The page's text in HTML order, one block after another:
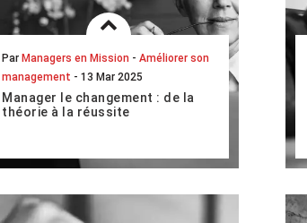
Par Managers en Mission -Améliorer son
management - 13 Mar 2025
Manager le changement : de la
théorie à la réussite
années, offrant un cadre conceptuel
diffici...